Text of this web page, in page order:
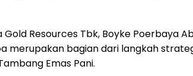
Resources Tbk, Boyke Poerbaya
merupakan bagian dari langkah
Emas Pani.